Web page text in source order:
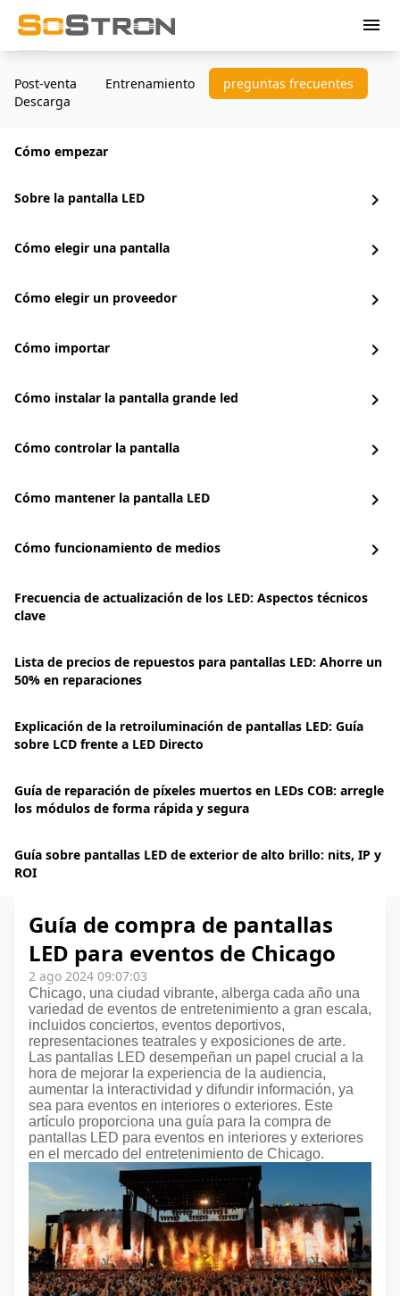
menu
Post-venta Entrenamiento
preguntas frecuentes
Descarga
Cómo empezar
Sobre la pantalla LED chevron_right
Cómo elegir una pantalla chevron_right
Cómo elegir un proveedor chevron_right
Cómo importar chevron_right
Cómo instalar la pantalla grande led chevron_right
Cómo controlar la pantalla chevron_right
Cómo mantener la pantalla LED chevron_right
Cómo funcionamiento de medios chevron_right
Frecuencia de actualización de los LED: Aspectos técnicos
clave
Lista de precios de repuestos para pantallas LED: Ahorre un
50% en reparaciones
Explicación de la retroiluminación de pantallas LED: Guía
sobre LCD frente a LED Directo
Guía de reparación de píxeles muertos en LEDs COB: arregle
los módulos de forma rápida y segura
Guía sobre pantallas LED de exterior de alto brillo: nits, IP y
ROI
Guía de compra de pantallas
LED para eventos de Chicago
2 ago 2024 09:07:03
Chicago, una ciudad vibrante, alberga cada año una
variedad de eventos de entretenimiento a gran escala,
incluidos conciertos, eventos deportivos,
representaciones teatrales y exposiciones de arte.
Las pantallas LED desempeñan un papel crucial a la
hora de mejorar la experiencia de la audiencia,
aumentar la interactividad y difundir información, ya
sea para eventos en interiores o exteriores. Este
artículo proporciona una guía para la compra de
pantallas LED para eventos en interiores y exteriores
en el mercado del entretenimiento de Chicago.